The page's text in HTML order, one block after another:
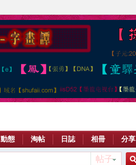
動態 淘帖 日誌 相冊 分享
帖子